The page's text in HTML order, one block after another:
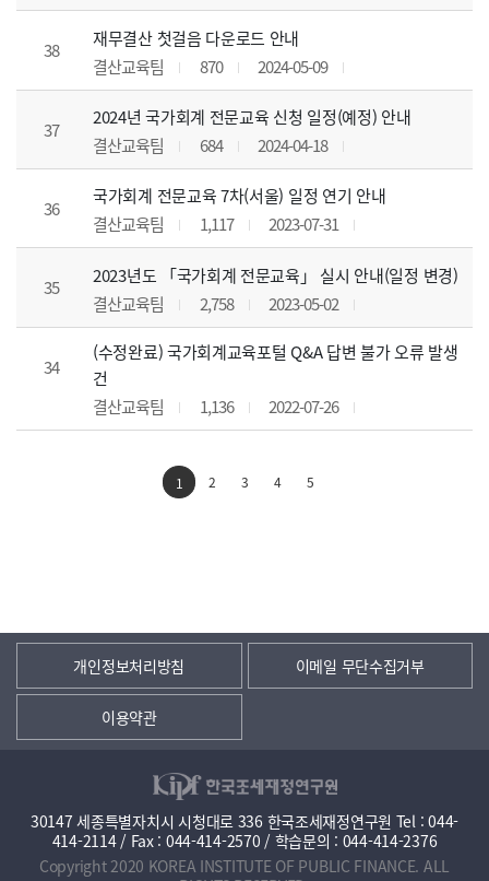
38
재무결산 첫걸음 다운로드 안내
결산교육팀
870 2024-05-09
37
2024년 국가회계 전문교육 신청 일정(예정) 안내
결산교육팀
684 2024-04-18
36
국가회계 전문교육 7차(서울) 일정 연기 안내
결산교육팀
1,117 2023-07-31
35
2023년도 「국가회계 전문교육」 실시 안내(일정 변경)
결산교육팀
2,758 2023-05-02
34
(수정완료) 국가회계교육포털 Q&A 답변 불가 오류 발생
건
결산교육팀
1,136 2022-07-26
1 2 3 4 5
개인정보처리방침 이메일 무단수집거부
이용약관
30147 세종특별자치시 시청대로 336 한국조세재정연구원 Tel : 044-
414-2114 / Fax : 044-414-2570 / 학습문의 : 044-414-2376
Copyright 2020 KOREA INSTITUTE OF PUBLIC FINANCE. ALL